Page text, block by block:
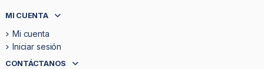
MI CUENTA
Mi cuenta
Iniciar sesión
CONTÁCTANOS